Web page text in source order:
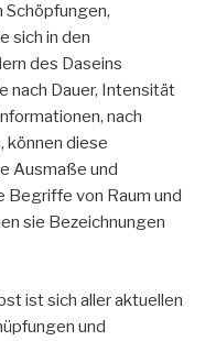
sich in den
des Daseins
nach Dauer, Intensität
nach
können diese
Ausmaße und
Begriffe von Raum und
sie Bezeichnungen
ist sich aller aktuellen
und